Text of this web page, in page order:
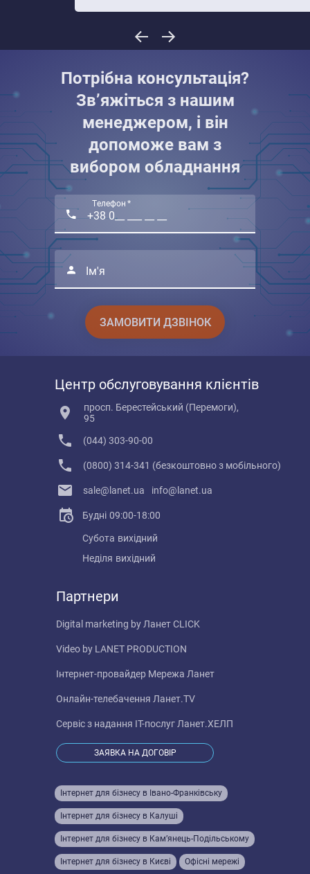
Потрібна консультація?
Зв’яжіться з нашим
менеджером, і він
допоможе вам з
вибором обладнання
Телефон *
Ім'я
ЗАМОВИТИ ДЗВІНОК
Інтернет для бізнесу в Івано-Франківську
Інтернет для бізнесу в Калуші
Інтернет для бізнесу в Кам’янець-Подільському
Інтернет для бізнесу в Києві Офісні мережі
Центр обслуговування клієнтів
просп. Берестейський (Перемоги),
95
(044) 303-90-00
(0800) 314-341 (безкоштовно з мобільного)
sale@lanet.ua info@lanet.ua
Будні 09:00-18:00
Субота вихідний
Неділя вихідний
Партнери
Digital marketing by Ланет CLICK
Video by LANET PRODUCTION
Інтернет-провайдер Мережа Ланет
Онлайн-телебачення Ланет.TV
Сервіс з надання IT-послуг Ланет.ХЕЛП
ЗАЯВКА НА ДОГОВІР